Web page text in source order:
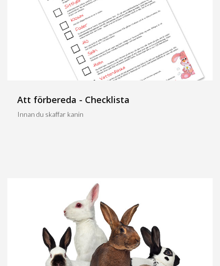
Att förbereda - Checklista
Innan du skaffar kanin